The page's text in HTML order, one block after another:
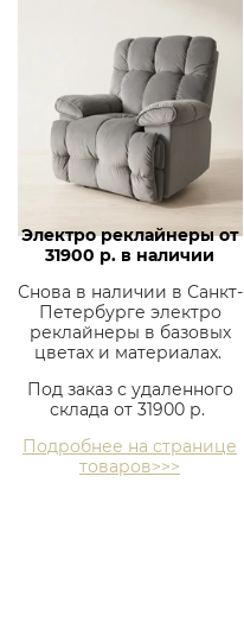
Электро реклайнеры от
31900 р. в наличии
Снова в наличии в Санкт-
Петербурге электро
реклайнеры в базовых
цветах и материалах.
Под заказ с удаленного
склада от 31900 р.
Подробнее на странице
товаров>>>